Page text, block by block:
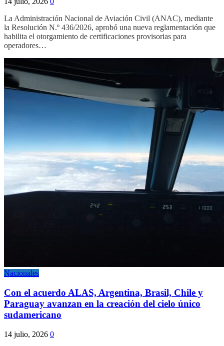
La Administración Nacional de Aviación Civil (ANAC), mediante
la Resolución N.º 436/2026, aprobó una nueva reglamentación que
habilita el otorgamiento de certificaciones provisorias para
operadores…
Nacionales
Con el acuerdo ALAS, Argentina, Brasil, Chile y
Paraguay avanzan en la creación del cielo único
sudamericano
14 julio, 2026 0